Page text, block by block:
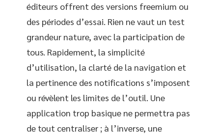
éditeurs offrent des versions freemium ou
des périodes d’essai. Rien ne vaut un test
grandeur nature, avec la participation de
tous. Rapidement, la simplicité
d’utilisation, la clarté de la navigation et
la pertinence des notifications s’imposent
ou révèlent les limites de l’outil. Une
application trop basique ne permettra pas
de tout centraliser ; à l’inverse, une